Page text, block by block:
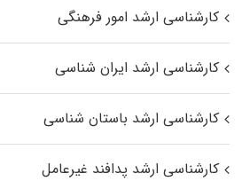
کارشناسی ارشد امور فرهنگی
کارشناسی ارشد ایران شناسی
کارشناسی ارشد باستان شناسی
کارشناسی ارشد پدافند غیرعامل